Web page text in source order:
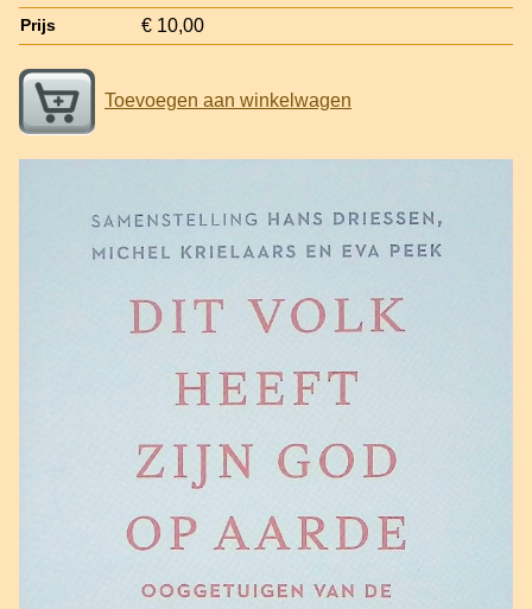
Prijs € 10,00
Toevoegen aan winkelwagen